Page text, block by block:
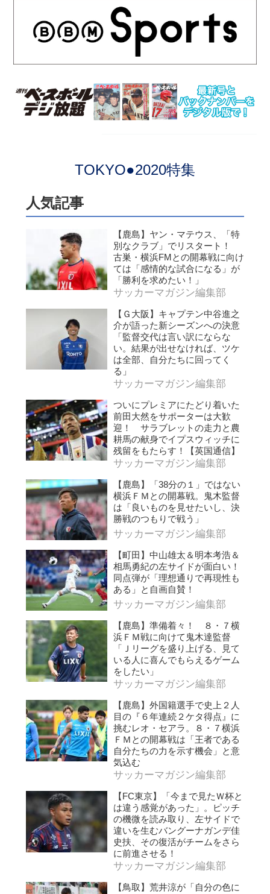
TOKYO●2020特集
人気記事
【鹿島】ヤン・マテウス、「特
別なクラブ」でリスタート！
古巣・横浜FMとの開幕戦に向け
ては「感情的な試合になる」が
「勝利を求めたい！」
サッカーマガジン編集部
【Ｇ大阪】キャプテン中谷進之
介が語った新シーズンへの決意
「監督交代は言い訳にならな
い。結果が出せなければ、ツケ
は全部、自分たちに回ってく
る」
サッカーマガジン編集部
ついにプレミアにたどり着いた
前田大然をサポーターは大歓
迎！ サラブレットの走力と農
耕馬の献身でイプスウィッチに
残留をもたらす！【英国通信】
サッカーマガジン編集部
【鹿島】「38分の１」ではない
横浜ＦＭとの開幕戦。鬼木監督
は「良いものを見せたいし、決
勝戦のつもりで戦う」
サッカーマガジン編集部
【町田】中山雄太＆明本考浩＆
相馬勇紀の左サイドが面白い！
同点弾が「理想通りで再現性も
ある」と自画自賛！
サッカーマガジン編集部
【鹿島】準備着々！ ８・７横
浜ＦＭ戦に向けて鬼木達監督
「Ｊリーグを盛り上げる、見て
いる人に喜んでもらえるゲーム
をしたい」
サッカーマガジン編集部
【鹿島】外国籍選手で史上２人
目の『６年連続２ケタ得点』に
挑むレオ・セアラ。８・７横浜
ＦＭとの開幕戦は「王者である
自分たちの力を示す機会」と意
気込む
サッカーマガジン編集部
【FC東京】「今まで見たＷ杯と
は違う感覚があった」。ピッチ
の機微を読み取り、左サイドで
違いを生むバングーナガンデ佳
史扶、その復活がチームをさら
に前進させる！
サッカーマガジン編集部
【鳥取】荒井涼が「自分の色に